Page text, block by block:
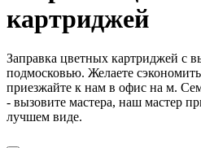
картриджей
Заправка цветных картриджей с
подмосковью. Желаете
приезжайте к нам в офис на м.
- вызовите мастера, наш мастер
лучшем виде.